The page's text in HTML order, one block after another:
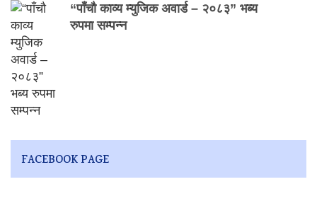
“पाँचौ काव्य म्युजिक अवार्ड – २०८३” भब्य
रुपमा सम्पन्न
FACEBOOK PAGE